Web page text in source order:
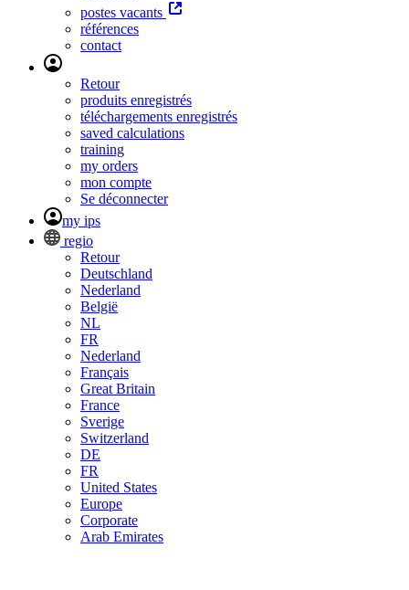
postes vacants
références
contact
Retour
produits enregistrés
téléchargements enregistrés
saved calculations
training
my orders
mon compte
Se déconnecter
my ips
regio
Retour
Deutschland
Nederland
België
NL
FR
Nederland
Français
Great Britain
France
Sverige
Switzerland
DE
FR
United States
Europe
Corporate
Arab Emirates